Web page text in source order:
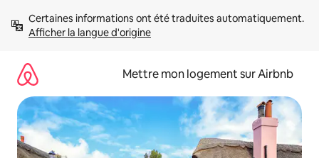
directement
Afficher la langue d'origine
Mettre mon logement sur Airbnb